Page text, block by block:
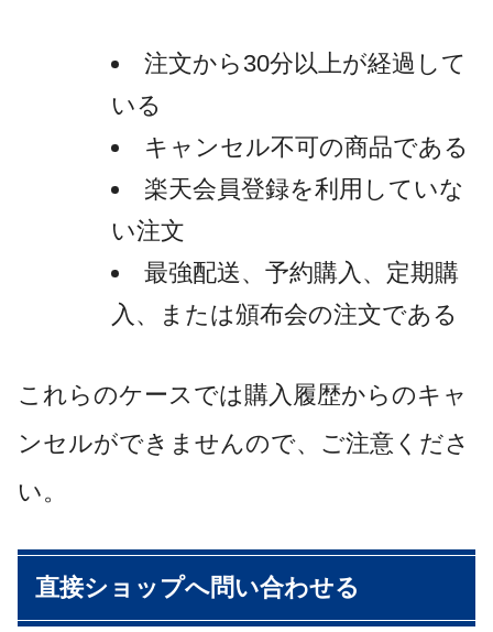
注文から30分以上が経過して
いる
キャンセル不可の商品である
楽天会員登録を利用していな
い注文
最強配送、予約購入、定期購
入、または頒布会の注文である
これらのケースでは購入履歴からのキャ
ンセルができませんので、ご注意くださ
い。
直接ショップへ問い合わせる